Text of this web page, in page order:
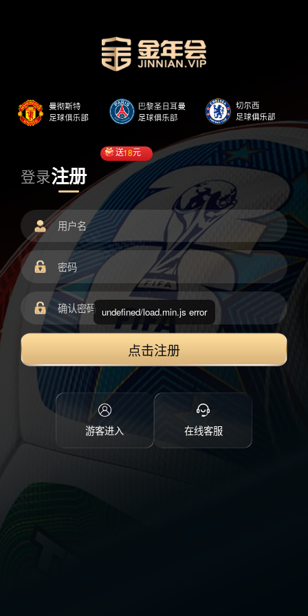
登录注册
送18元
点击注册
游客进入 在线客服
undefined/load.min.js error